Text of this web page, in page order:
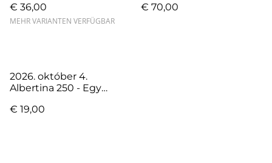
Bősze Ádámmal és Bősz
Lillával
€ 36,00
MEHR VARIANTEN VERFÜGBAR
€ 70,00
2026. október 4.
Albertina 250 - Egy
nyúlon túl
€ 19,00